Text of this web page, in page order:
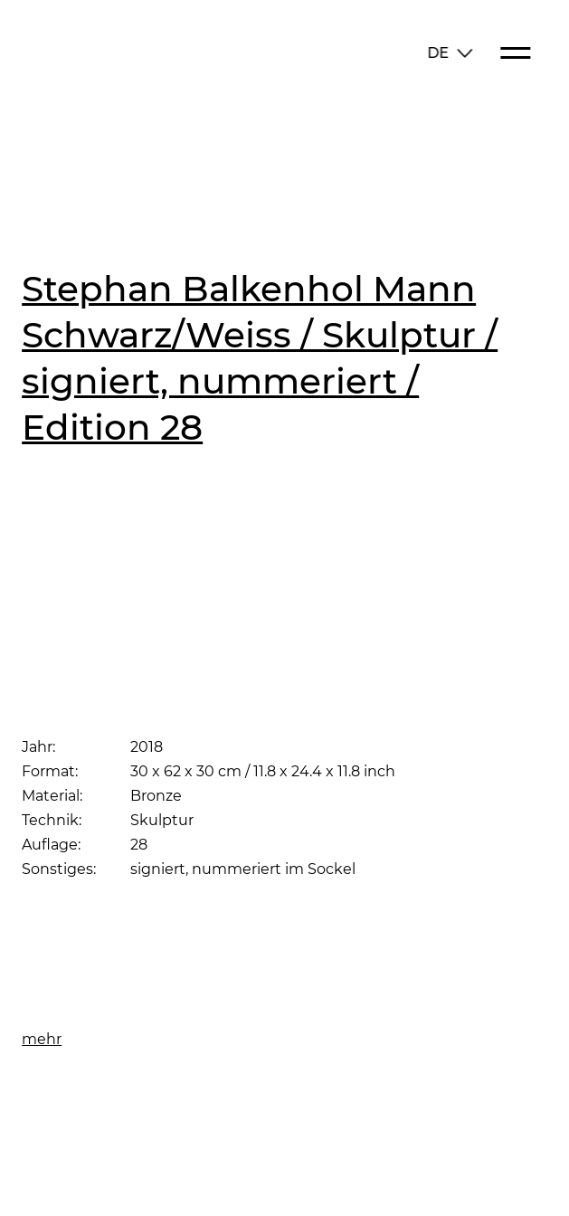
DE
Stephan Balkenhol Mann
Schwarz/Weiss / Skulptur /
signiert, nummeriert /
Edition 28
Jahr:
2018
Format:
30 x 62 x 30 cm / 11.8 x 24.4 x 11.8 inch
Material:
Bronze
Technik:
Skulptur
Auflage:
28
Sonstiges:
signiert, nummeriert im Sockel
mehr